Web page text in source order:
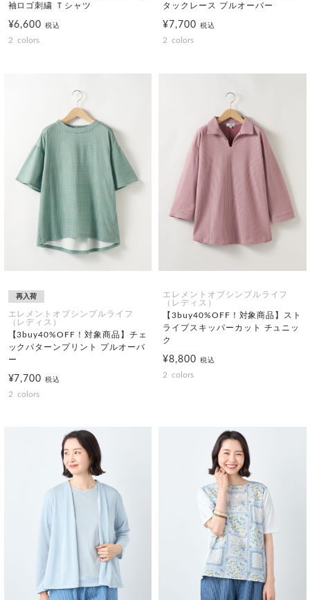
袖ロゴ刺繍 Ｔシャツ
¥6,600税込
2 colors
タックレース プルオーバー
¥7,700 税込
2 colors
再入荷
エレメントオブシンプルライフ
（レディス）
【3buy40%OFF！対象商品】チェ
ックパターンプリント プルオーバ
ー
¥7,700税込
2 colors
エレメントオブシンプルライフ
（レディス）
【3buy40%OFF！対象商品】スト
ライプスキッパーカット チュニッ
ク
¥8,800 税込
2 colors